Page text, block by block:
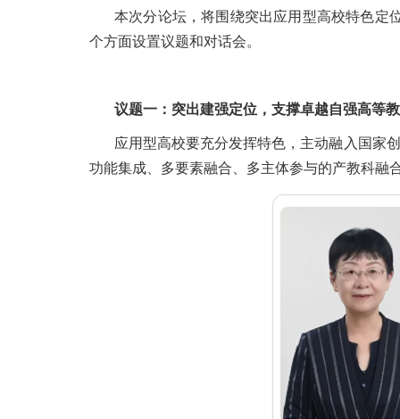
本次分论坛，将围绕突出应用型高校特色定
个方面设置议题和对话会。
议题一：突出建强定位，支撑卓越自强高等
应用型高校要充分发挥特色，主动融入国家
功能集成、多要素融合、多主体参与的产教科融